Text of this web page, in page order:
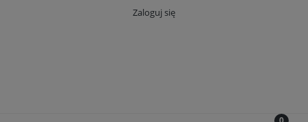
Zaloguj się